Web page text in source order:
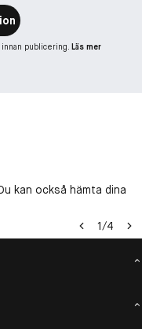
innan publicering. Läs mer
kan också hämta dina
1/4